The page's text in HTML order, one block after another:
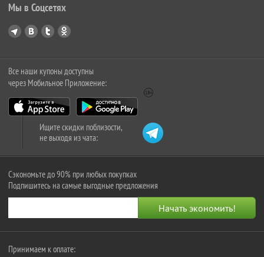
Мы в Соцсетях
Все наши купоны доступны
через Мобильное Приложение:
Ищите скидки поблизости,
не выходя из чата:
Сэкономьте до 90% при любых покупках
Подпишитесь на самые выгодные предложения
Принимаем к оплате: